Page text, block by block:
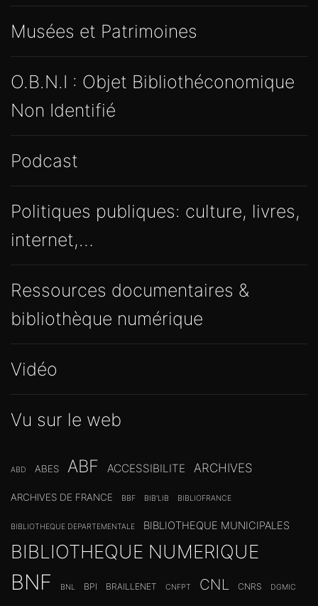
Musées et Patrimoines
O.B.N.I : Objet Bibliothéconomique
Non Identifié
Podcast
Politiques publiques: culture, livres,
internet,…
Ressources documentaires &
bibliothèque numérique
Vidéo
Vu sur le web
ABD ABES ABF ACCESSIBILITE ARCHIVES
ARCHIVES DE FRANCE BBF BIB'LIB BIBLIOFRANCE
BIBLIOTHEQUE DEPARTEMENTALE BIBLIOTHEQUE MUNICIPALES
BIBLIOTHEQUE NUMERIQUE
BNF BNL BPI BRAILLENET CNFPT CNL CNRS DGMIC